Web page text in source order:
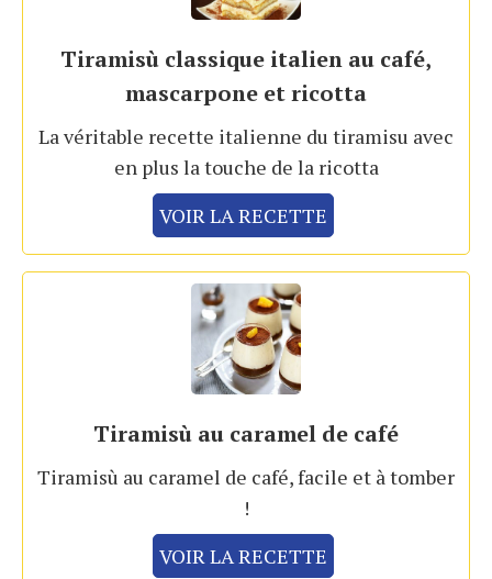
Tiramisù classique italien au café,
mascarpone et ricotta
La véritable recette italienne du tiramisu avec
en plus la touche de la ricotta
VOIR LA RECETTE
Tiramisù au caramel de café
Tiramisù au caramel de café, facile et à tomber
!
VOIR LA RECETTE